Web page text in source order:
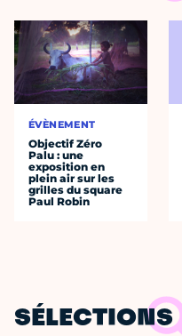
ÉVÈNEMENT
Objectif Zéro
Palu : une
exposition en
plein air sur les
grilles du square
Paul Robin
SÉLECTIONS